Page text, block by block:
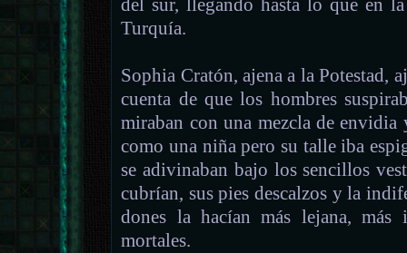
del sur, llegando hasta lo que en
Turquía.
Sophia Cratón, ajena a la Potestad,
cuenta de que los hombres
miraban con una mezcla de
como una niña pero su talle iba
se adivinaban bajo los sencillos
cubrían, sus pies descalzos y la
dones la hacían más lejana, más
mortales.